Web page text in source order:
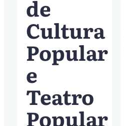
de
Cultura
Popular
e
Teatro
Popular